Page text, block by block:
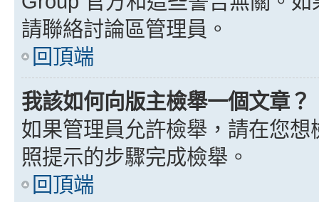
請聯絡討論區管理員。
回頂端
我該如何向版主檢舉一個文章？
如果管理員允許檢舉，請在您
照提示的步驟完成檢舉。
回頂端